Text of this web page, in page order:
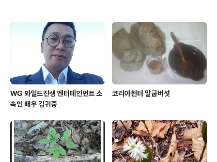
WG 와일드진생 엔터테인먼트 소
속인 배우 김귀중
코리아헌터 말굽버섯